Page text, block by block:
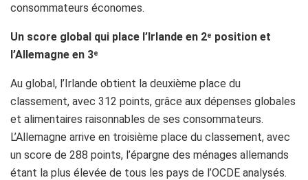
consommateurs économes.
Un score global qui place l’Irlande en 2e position et
l’Allemagne en 3e
Au global, l’Irlande obtient la deuxième place du
classement, avec 312 points, grâce aux dépenses globales
et alimentaires raisonnables de ses consommateurs.
L’Allemagne arrive en troisième place du classement, avec
un score de 288 points, l’épargne des ménages allemands
étant la plus élevée de tous les pays de l’OCDE analysés.